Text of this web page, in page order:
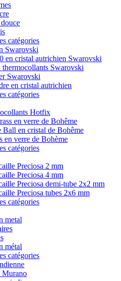
catégories
Swarovski
en cristal autrichien Swarovski
thermocollants Swarovski
Swarovski
en cristal autrichien
catégories
Hotfix
en verre de Bohême
Ball en cristal de Bohême
en verre de Bohème
catégories
Preciosa 2 mm
Preciosa 4 mm
Preciosa demi-tube 2x2 mm
Preciosa tubes 2x6 mm
catégories
metal
métal
catégories
Murano